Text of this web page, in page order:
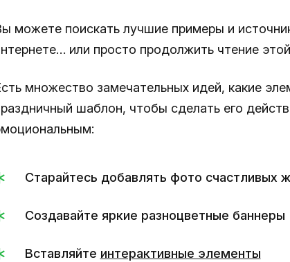
можете поискать лучшие примеры и
или просто продолжить чтение
множество замечательных идей, какие
шаблон, чтобы сделать его
Старайтесь добавлять фото счастливых
Создавайте яркие разноцветные баннеры
Вставляйте интерактивные элементы